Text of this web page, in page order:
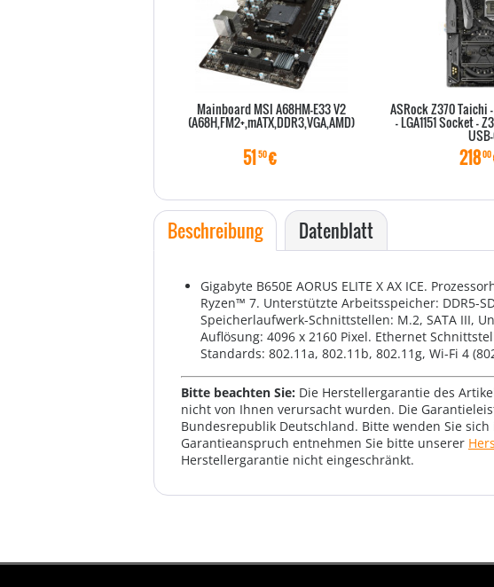
Mainboard MSI A68HM-E33 V2
(A68H,FM2+,mATX,DDR3,VGA,AMD)
51 50€
ASRock Z370 Taichi
- LGA1151 Socket -
21800
Beschreibung Datenblatt
Gigabyte B650E AORUS ELITE X AX ICE.
Ryzen™ 7. Unterstützte Arbeitsspeicher: DDR5-
Speicherlaufwerk-Schnittstellen: M.2, SATA III,
Auflösung: 4096 x 2160 Pixel. Ethernet
Standards: 802.11a, 802.11b, 802.11g, Wi-Fi 4
Bitte beachten Sie: Die Herstellergarantie des
nicht von Ihnen verursacht wurden. Die
Bundesrepublik Deutschland. Bitte wenden Sie
Garantieanspruch entnehmen Sie bitte unserer
Herstellergarantie nicht eingeschränkt.